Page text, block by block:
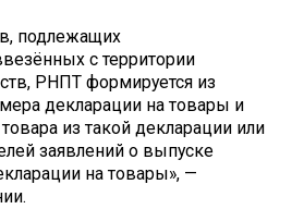
подлежащих
с территории
РНПТ формируется из
декларации на товары и
из такой декларации или
заявлений о выпуске
на товары», —